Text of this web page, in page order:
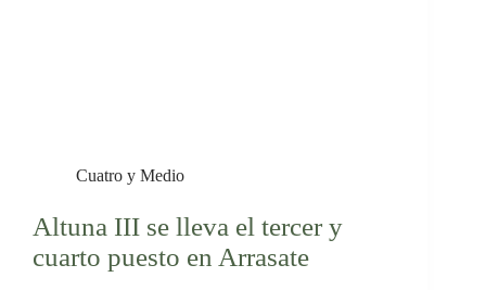
Cuatro y Medio
Altuna III se lleva el tercer y
cuarto puesto en Arrasate